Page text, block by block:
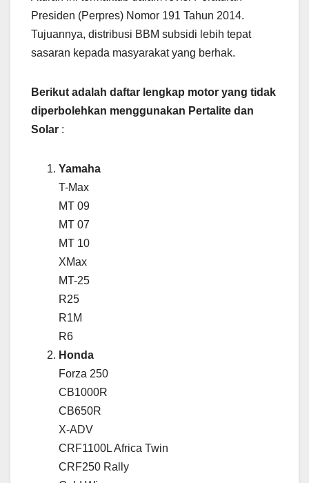
Presiden (Perpres) Nomor 191 Tahun 2014.
Tujuannya, distribusi BBM subsidi lebih tepat
sasaran kepada masyarakat yang berhak.
Berikut adalah daftar lengkap motor yang tidak
diperbolehkan menggunakan Pertalite dan
Solar :
Yamaha
T-Max
MT 09
MT 07
MT 10
XMax
MT-25
R25
R1M
R6
Honda
Forza 250
CB1000R
CB650R
X-ADV
CRF1100L Africa Twin
CRF250 Rally